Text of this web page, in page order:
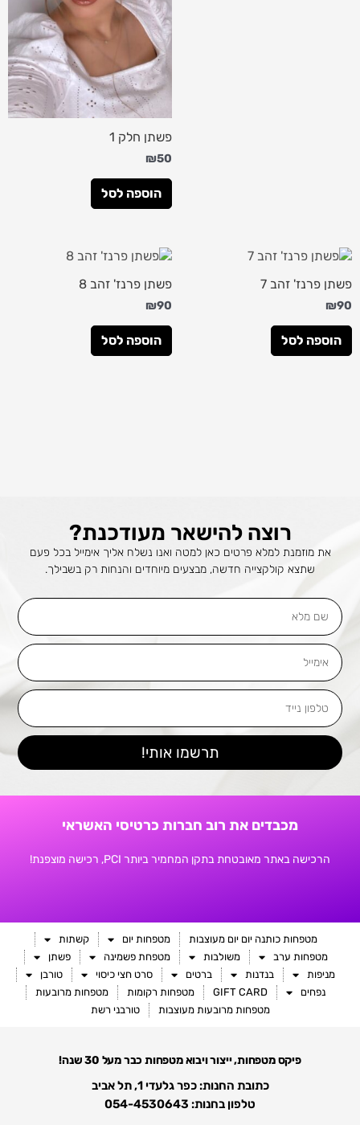
פשתן חלק 1
₪50
הוספה לסל
פשתן פרנז' זהב 7
₪90
הוספה לסל
פשתן פרנז' זהב 8
₪90
הוספה לסל
רוצה להישאר מעודכנת?
את מוזמנת למלא פרטים כאן למטה ואנו נשלח אליך אימייל בכל פעם
שתצא קולקצייה חדשה, מבצעים מיוחדים והנחות רק בשבילך.
שם
מלא
אימייל
טלפון
נייד
תרשמו אותי!
מכבדים את רוב חברות כרטיסי האשראי
הרכישה באתר מאובטחת בתקן המחמיר ביותר PCI, רכישה מוצפנת!
מטפחות כותנה יום יום מעוצבות מטפחות יום
קשתות
מטפחות ערב
משולבות מטפחת פשמינה
פשתן
מניפות
בנדנות ברטים סרט חצי כיסוי
טורבן
נפחים
GIFT CARD מטפחות רקומות
מטפחות מרובעות
מטפחות מרובעות מעוצבות
טורבני רשת
פיקס מטפחות, ייצור ויבוא מטפחות כבר מעל 30 שנה!
כתובת החנות: כפר גלעדי 1, תל אביב
טלפון בחנות: 054-4530643